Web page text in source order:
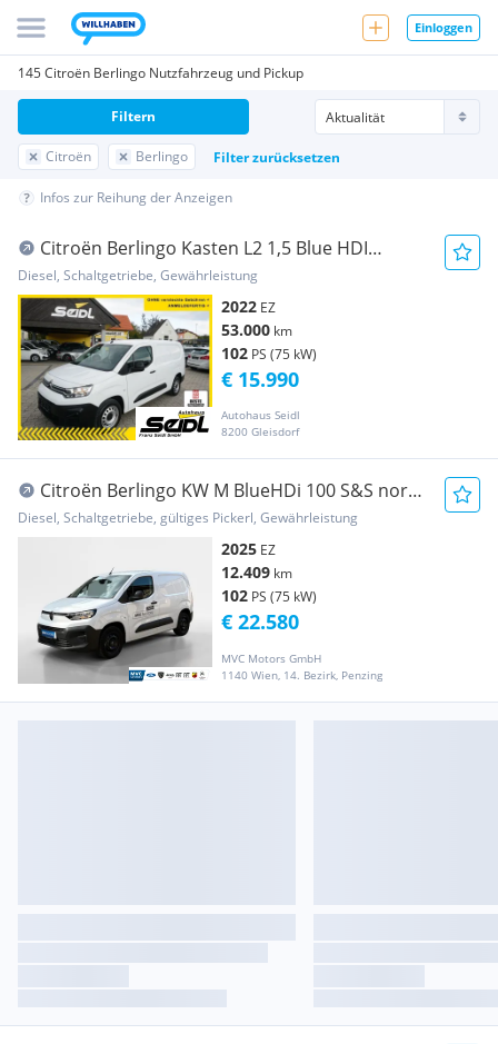
Einloggen
145 Citroën Berlingo Nutzfahrzeug und Pickup
Citroën Berlingo Filter zurücksetzen
Filtern
Infos zur Reihung der Anzeigen
Citroën Berlingo Kasten L2 1,5 Blue HDI
*2022er+KLIMA* Transporter / Kastenwagen
Diesel, Schaltgetriebe, Gewährleistung
2022 EZ
53.000 km
102 PS (75 kW)
Autohaus Seidl
8200 Gleisdorf
€ 15.990
Citroën Berlingo KW M BlueHDi 100 S&S norm.
Nutzl. Transporter / Kastenwagen
Diesel, Schaltgetriebe, gültiges Pickerl, Gewährleistung
2025 EZ
12.409 km
102 PS (75 kW)
MVC Motors GmbH
1140 Wien, 14. Bezirk, Penzing
€ 22.580